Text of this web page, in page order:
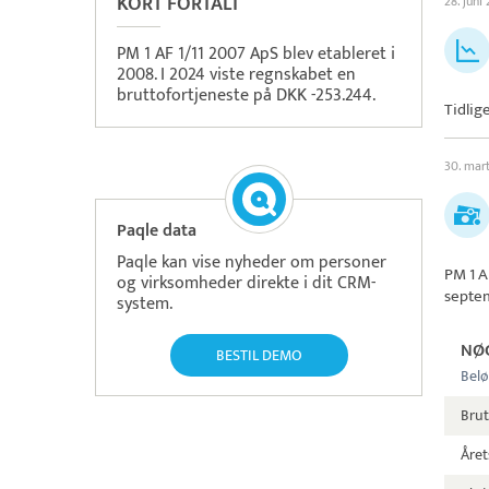
PM 1 AF 1/11 2007 ApS blev etableret i
2008. I 2024 viste regnskabet en
bruttofortjeneste på DKK -253.244.
Paqle data
Paqle kan vise nyheder om personer
og virksomheder direkte i dit CRM-
system.
BESTIL DEMO
30.
PM 1